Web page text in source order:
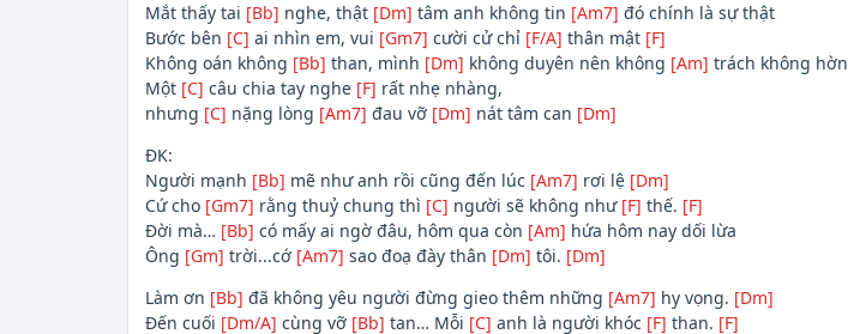
Mắt thấy tai [Bb] nghe, thật [Dm] tâm anh không tin [Am7] đó chính là sự thật
Bước bên [C] ai nhìn em, vui [Gm7] cười cử chỉ [F/A] thân mật [F]
Không oán không [Bb] than, mình [Dm] không duyên nên không [Am] trách không hờn
Một [C] câu chia tay nghe [F] rất nhẹ nhàng,
nhưng [C] nặng lòng [Am7] đau vỡ [Dm] nát tâm can [Dm]
ĐK:
Người mạnh [Bb] mẽ như anh rồi cũng đến lúc [Am7] rơi lệ [Dm]
Cứ cho [Gm7] rằng thuỷ chung thì [C] người sẽ không như [F] thế. [F]
Đời mà… [Bb] có mấy ai ngờ đâu, hôm qua còn [Am] hứa hôm nay dối lừa
Ông [Gm] trời...cớ [Am7] sao đoạ đày thân [Dm] tôi. [Dm]
Làm ơn [Bb] đã không yêu người đừng gieo thêm những [Am7] hy vọng. [Dm]
Đến cuối [Dm/A] cùng vỡ [Bb] tan… Mỗi [C] anh là người khóc [F] than. [F]